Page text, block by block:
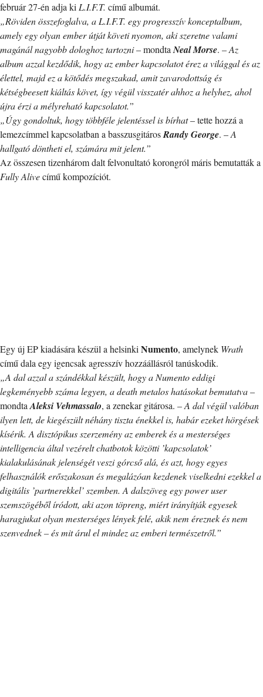
február 27-én adja ki L.I.F.T. című albumát.
„Röviden összefoglalva, a L.I.F.T. egy progresszív konceptalbum,
amely egy olyan ember útját követi nyomon, aki szeretne valami
magánál nagyobb dologhoz tartozni– mondtaNeal Morse. –Az
album azzal kezdődik, hogy az ember kapcsolatot érez a világgal és az
élettel, majd ez a kötődés megszakad, amit zavarodottság és
kétségbeesett kiáltás követ, így végül visszatér ahhoz a helyhez, ahol
újra érzi a mélyreható kapcsolatot.”
„Úgy gondoltuk, hogy többféle jelentéssel is bírhat– tette hozzá a
lemezcímmel kapcsolatban a basszusgitárosRandy George. –A
hallgató döntheti el, számára mit jelent.”
Az összesen tizenhárom dalt felvonultató korongról máris bemutatták a
Fully Alivecímű kompozíciót.
Egy új EP kiadására készül a helsinki Numento, amelynek Wrath
című dala egy igencsak agresszív hozzáállásról tanúskodik.
„A dal azzal a szándékkal készült, hogy a Numento eddigi
legkeményebb száma legyen, a death metalos hatásokat bemutatva–
mondta Aleksi Vehmassalo, a zenekar gitárosa. –A dal végül valóban
ilyen lett, de kiegészült néhány tiszta énekkel is, habár ezeket hörgések
kísérik. A disztópikus szerzemény az emberek és a mesterséges
intelligencia által vezérelt chatbotok közötti ’kapcsolatok’
kialakulásának jelenségét veszi górcső alá, és azt, hogy egyes
felhasználók erőszakosan és megalázóan kezdenek viselkedni ezekkel a
digitális ’partnerekkel’ szemben. A dalszöveg egy power user
szemszögéből íródott, aki azon töpreng, miért irányítják egyesek
haragjukat olyan mesterséges lények felé, akik nem éreznek és nem
szenvednek – és mit árul el mindez az emberi természetről.”